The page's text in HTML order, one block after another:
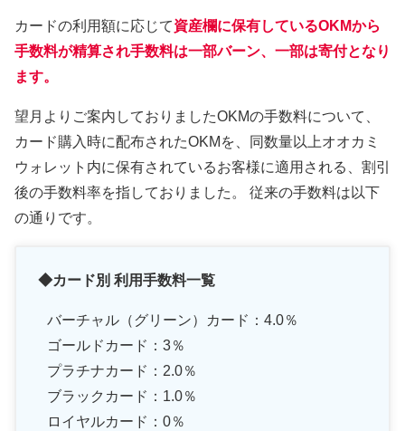
カードの利用額に応じて資産欄に保有しているOKMから
手数料が精算され手数料は一部バーン、一部は寄付となり
ます。
望月よりご案内しておりましたOKMの手数料について、
カード購入時に配布されたOKMを、同数量以上オオカミ
ウォレット内に保有されているお客様に適用される、割引
後の手数料率を指しておりました。 従来の手数料は以下
の通りです。
◆カード別 利用手数料一覧
バーチャル（グリーン）カード：4.0％
ゴールドカード：3％
プラチナカード：2.0％
ブラックカード：1.0％
ロイヤルカード：0％